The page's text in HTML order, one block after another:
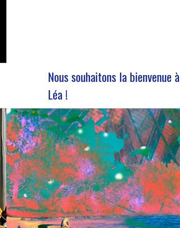
Nous souhaitons la bienvenue à
Léa !
Nous accueillons notre nouvelle volontaire
en service civique Nous avons le plaisir de
vous annoncer l’arrivée de Léa Plumaugat
dans l’équipe de Manag’art !!Arrivée début
novembre, on se devait de vous la
présenter ! Léa nous a rejoint à la suite de
l’obtention de son…